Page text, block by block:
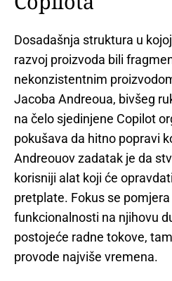
Dosadašnja struktura u
razvoj proizvoda bili
nekonzistentnim
Jacoba Andreoua, bivšeg
na čelo sjedinjene Copilot
pokušava da hitno popravi
Andreouov zadatak je da
korisniji alat koji će
pretplate. Fokus se
funkcionalnosti na njihovu
postojeće radne tokove,
provode najviše vremena.